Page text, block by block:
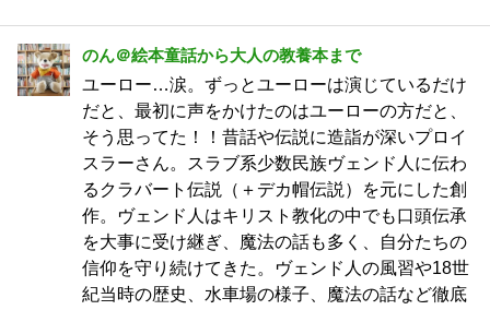
のん＠絵本童話から大人の教養本まで
ユーロー…涙。ずっとユーローは演じているだけ
だと、最初に声をかけたのはユーローの方だと、
そう思ってた！！昔話や伝説に造詣が深いプロイ
スラーさん。スラブ系少数民族ヴェンド人に伝わ
るクラバート伝説（＋デカ帽伝説）を元にした創
作。ヴェンド人はキリスト教化の中でも口頭伝承
を大事に受け継ぎ、魔法の話も多く、自分たちの
信仰を守り続けてきた。ヴェンド人の風習や18世
紀当時の歴史、水車場の様子、魔法の話など徹底